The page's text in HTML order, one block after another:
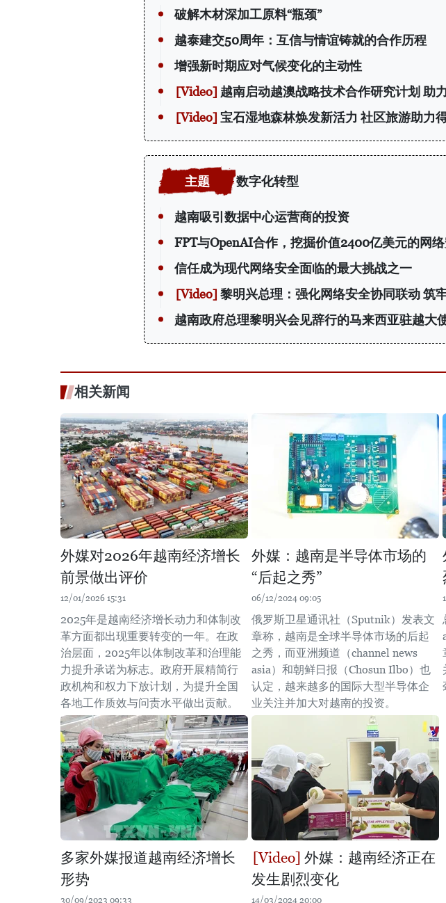
破解木材深加工原料“瓶颈”
越泰建交50周年：互信与情谊铸就的合作历程
增强新时期应对气候变化的主动性
越南启动越澳战略技术合作研究计划 助
宝石湿地森林焕发新活力 社区旅游助力
数字化转型
越南吸引数据中心运营商的投资
FPT与OpenAI合作，挖掘价值2400亿美元的网
信任成为现代网络安全面临的最大挑战之一
黎明兴总理：强化网络安全协同联动 筑
越南政府总理黎明兴会见辞行的马来西亚驻越大
相关新闻
外媒对2026年越南经济增长
前景做出评价
12/01/2026 15:31
2025年是越南经济增长动力和体制改
革方面都出现重要转变的一年。在政
治层面，2025年以体制改革和治理能
力提升承诺为标志。政府开展精简行
政机构和权力下放计划，为提升全国
各地工作质效与问责水平做出贡献。
外媒：越南是半导体市场的
“后起之秀”
06/12/2024 09:05
俄罗斯卫星通讯社（Sputnik）发表文
章称，越南是全球半导体市场的后起
之秀，而亚洲频道（channel news
asia）和朝鲜日报（Chosun Ilbo）也
认定，越来越多的国际大型半导体企
业关注并加大对越南的投资。
多家外媒报道越南经济增长
形势
30/09/2023 09:33
外媒：越南经济正在
发生剧烈变化
14/03/2024 20:00